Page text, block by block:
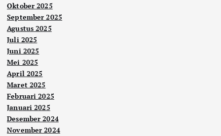
Oktober 2025
September 2025
Agustus 2025
Juli 2025
Juni 2025
Mei 2025
April 2025
Maret 2025
Februari 2025
Januari 2025
Desember 2024
November 2024